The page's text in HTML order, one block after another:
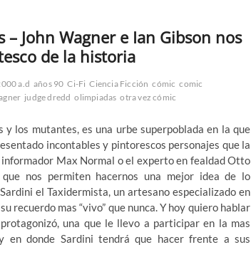
John Wagner e Ian Gibson nos
de la historia
a.d años 90 Ci-Fi Ciencia Ficción cómic comic
judge dredd olimpiadas otra vez cómic
los mutantes, es una urbe superpoblada en la que
incontables y pintorescos personajes que la
Max Normal o el experto en fealdad Otto
nos permiten hacernos una mejor idea de lo
el Taxidermista, un artesano especializado en
recuerdo mas “vivo” que nunca. Y hoy quiero hablar
una que le llevo a participar en la mas
donde Sardini tendrá que hacer frente a sus